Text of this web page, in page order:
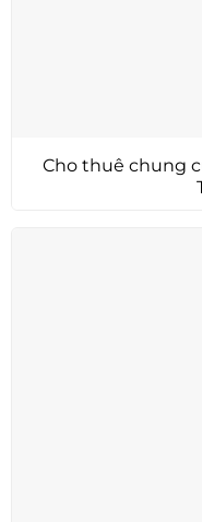
Cho thuê chung